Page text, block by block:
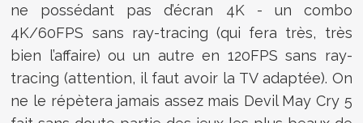
ne possédant pas d’écran 4K - un combo
4K/60FPS sans ray-tracing (qui fera très, très
bien l’affaire) ou un autre en 120FPS sans ray-
tracing (attention, il faut avoir la TV adaptée). On
ne le répètera jamais assez mais Devil May Cry 5